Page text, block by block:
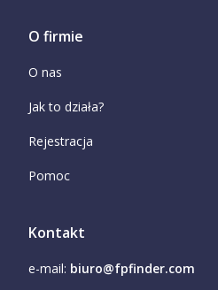
O firmie
O nas
Jak to działa?
Rejestracja
Pomoc
Kontakt
e-mail: biuro@fpfinder.com